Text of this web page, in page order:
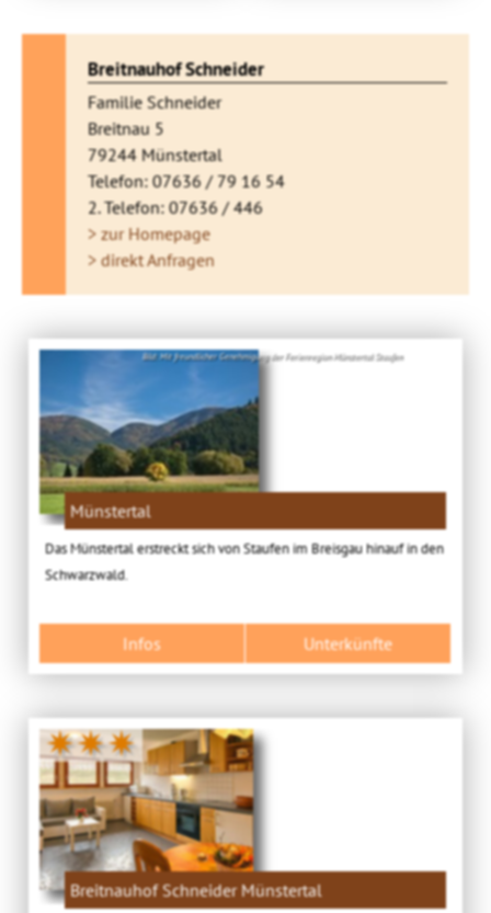
Breitnauhof Schneider
Familie Schneider
Breitnau 5
79244 Münstertal
Telefon: 07636 / 79 16 54
2. Telefon: 07636 / 446
> zur Homepage
> direkt Anfragen
Bild: Mit freundlicher Genehmigung der Ferienregion Münstertal Staufen
Münstertal
Das Münstertal erstreckt sich von Staufen im Breisgau hinauf in den
Schwarzwald.
Infos Unterkünfte
✷✷✷
Breitnauhof Schneider Münstertal